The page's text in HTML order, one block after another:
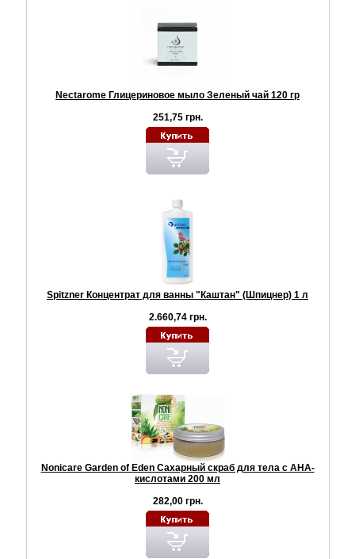
Nectarome Глицериновое мыло Зеленый чай 120 гр
251,75 грн.
Spitzner Концентрат для ванны "Каштан" (Шпицнер) 1 л
2.660,74 грн.
Nonicare Garden of Eden Сахарный скраб для тела с AHA-
кислотами 200 мл
282,00 грн.